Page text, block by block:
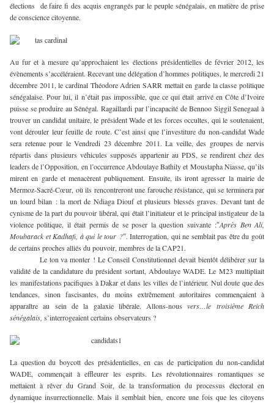
élections de faire fi des acquis engrangés par le peuple sénégalais, en matière de prise
de conscience citoyenne.
Au fur et à mesure qu’approchaient les élections présidentielles de février 2012, les
évènements s’accéléraient. Recevant une délégation d’hommes politiques, le mercredi 21
décembre 2011, le cardinal Théodore Adrien SARR mettait en garde la classe politique
sénégalaise. Pour lui, il n’était pas impossible, que ce qui était arrivé en Côte d’Ivoire
puisse se produire au Sénégal. Ragaillardi par l’incapacité de Bennoo Siggil Senegaal à
trouver un candidat unitaire, le président Wade et les forces occultes, qui le soutenaient,
vont dérouler leur feuille de route. C’est ainsi que l’investiture du non-candidat Wade
sera retenue pour le Vendredi 23 décembre 2011. La veille, des groupes de nervis
répartis dans plusieurs véhicules supposés appartenir au PDS, se rendirent chez des
leaders de l’Opposition, en l’occurrence Abdoulaye Bathily et Moustapha Niasse, qu’ils
mirent en garde et menacèrent publiquement. Ensuite, ils iront agresser la mairie de
Mermoz-Sacré-Cœur, où ils rencontreront une farouche résistance, qui se terminera par
un lourd bilan : la mort de Ndiaga Diouf et plusieurs blessés graves. Devant tant de
cynisme de la part du pouvoir libéral, qui était l’initiateur et le principal instigateur de la
violence politique, il était permis de se poser la question suivante :″Après Ben Ali,
Moubarack et Kadhafi, à qui le tour ?″. Interrogation, qui ne semblait pas être du goût
de certains proches alliés du pouvoir, membres de la CAP21.
Le ton va monter ! Le Conseil Constitutionnel devait bientôt délibérer sur la
validité de la candidature du président sortant, Abdoulaye WADE. Le M23 multipliait
les manifestations pacifiques à Dakar et dans les villes de l’intérieur. Nul doute que des
tendances, sinon fascisantes, du moins extrêmement autoritaires commençaient à
apparaître au sein de la galaxie libérale. Allons-nousvers…le troisième Reich
sénégalais, s’interrogeaient certains observateurs ?
La question du boycott des présidentielles, en cas de participation du non-candidat
WADE, commençait à effleurer les esprits. Les révolutionnaires romantiques se
mettaient à rêver du Grand Soir, de la transformation du processus électoral en
dynamique insurrectionnelle. Mais il semblait bien, encore une fois que les citoyens